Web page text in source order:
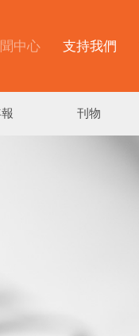
中心 支持我們
刊物